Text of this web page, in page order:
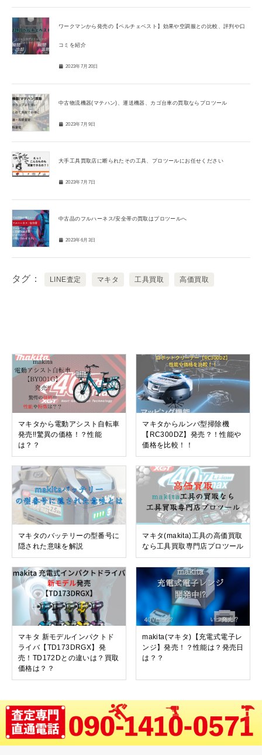
ワークマンから発売の【ペルチェベスト】効果や空調服との比較、評判や口
コミを紹介
2023年7月20日
中古物流機器(マテハン)、運送機器、カゴ台車の買取ならプロツール
2023年7月9日
大手工具買取店に断られたその工具、プロツールにお任せください
2023年7月7日
中古品のフルハーネス/安全帯の買取はプロツールへ
2023年6月3日
タグ LINE査定 マキタ 工具買取 高価買取
マキタから電動アシスト自転車
発売!!驚異の価格！？性能
は？？
マキタからルンバ型掃除機
【RC300DZ】発売？！性能や
価格を比較！！
マキタのバッテリーの型番号に
隠された意味を解説
マキタ(makita)工具の高価買取
なら工具買取専門店プロツール
マキタ 新モデルインパクトド
ライバ【TD173DRGX】発
売！TD172Dとの違いは？買取
価格は？？
makita(マキタ)【充電式電子レ
ンジ】発売！？性能は？発売日
は？？
投 マキタからルンバ型掃除機【RC300DZ】発売？！性能や価格を比較！！ マキタ/ハイコーキ【冷温庫】の新品未使用品・中古品の買取額を発表